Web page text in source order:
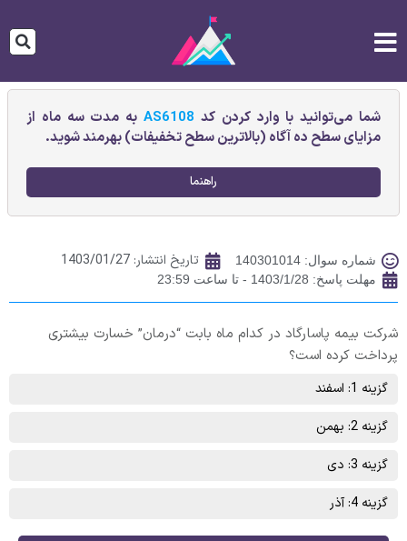
شما می‌توانید با وارد کردن کد AS6108به مدت سه ماه از
مزایای سطح ده آگاه (بالاترین سطح تخفیفات) بهرمند شوید.
راهنما
شماره سوال: 140301014 تاریخ انتشار: 1403/01/27
مهلت پاسخ: 1403/1/28 - تا ساعت 23:59
شرکت بیمه پاسارگاد در کدام ماه بابت “درمان” خسارت بیشتری
پرداخت کرده است؟
گزینه 1: اسفند
گزینه 2: بهمن
گزینه 3: دی
گزینه 4: آذر